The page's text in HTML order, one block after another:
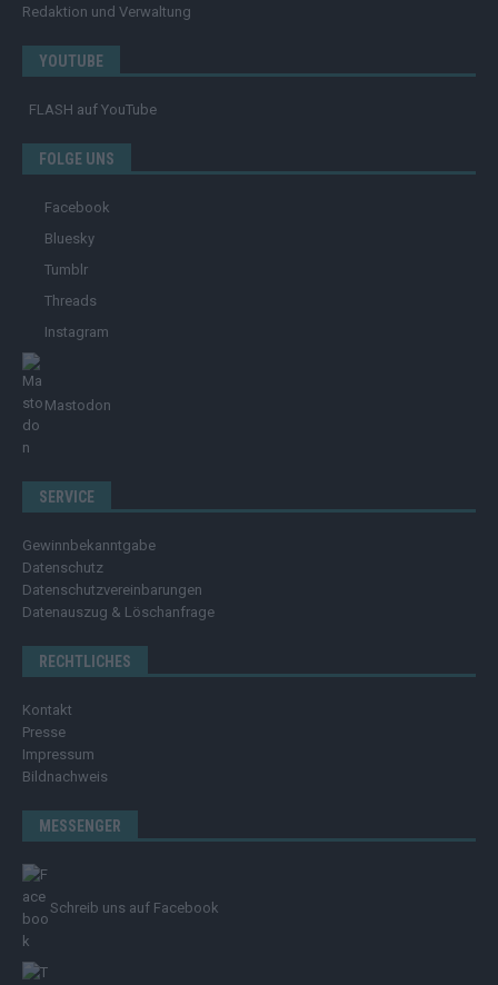
Redaktion und Verwaltung
YOUTUBE
FLASH auf YouTube
FOLGE UNS
Facebook
Bluesky
Tumblr
Threads
Instagram
Mastodon
SERVICE
Gewinnbekanntgabe
Datenschutz
Datenschutzvereinbarungen
Datenauszug & Löschanfrage
RECHTLICHES
Kontakt
Presse
Impressum
Bildnachweis
MESSENGER
Schreib uns auf Facebook